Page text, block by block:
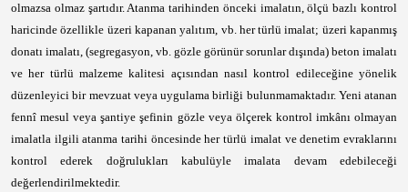
olmazsa olmaz şartıdır. Atanma tarihinden önceki imalatın, ölçü bazlı kontrol
haricinde özellikle üzeri kapanan yalıtım, vb. her türlü imalat; üzeri kapanmış
donatı imalatı, (segregasyon, vb. gözle görünür sorunlar dışında) beton imalatı
ve her türlü malzeme kalitesi açısından nasıl kontrol edileceğine yönelik
düzenleyici bir mevzuat veya uygulama birliği bulunmamaktadır. Yeni atanan
fennî mesul veya şantiye şefinin gözle veya ölçerek kontrol imkânı olmayan
imalatla ilgili atanma tarihi öncesinde her türlü imalat ve denetim evraklarını
kontrol ederek doğrulukları kabulüyle imalata devam edebileceği
değerlendirilmektedir.